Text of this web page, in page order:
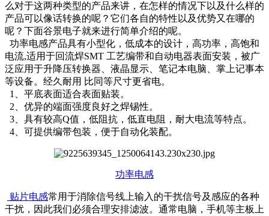
么对于这两种类型的产品来讲，在怎样的情况下以及什么样的
产品可以像话转换的呢？它们各自的特性以及优势又在哪的
呢？下面谷景电子就来进行简单介绍的呢。
功率电感产品具有小型化，低成本的设计，高功率，高饱和
电流,适用于回流焊SMT 工艺编带和自动电器表面安装，被广
泛应用于升降压转换器、液晶显示、笔记本电脑、掌上记事本
等设备。经久耐用 比同等尺寸更省电。
1、平底表面适合表面贴装。
2、优异的端面强度良好之焊锡性。
3、具有较高Q值，低阻抗，低直电阻，耐大电流等特点。
4、可提供编带包装，便于自动化装配。
功率电感
贴片电感常用于消除信号线上输入的干扰信号及感应的各种
干扰，因此我们必须合理安排滤波。通常电脑，手机等主板上